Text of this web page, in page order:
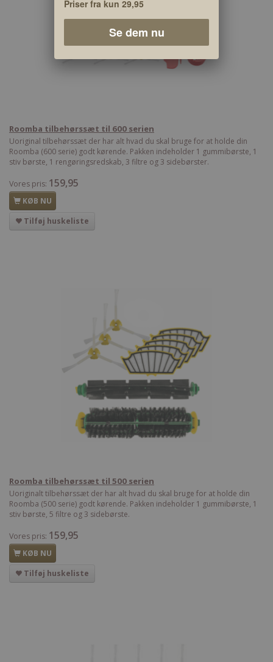
Roomba tilbehørssæt til 600 serien
Uoriginal tilbehørssæt der har alt hvad du skal bruge for at holde din
Roomba (600 serie) godt kørende. Pakken indeholder 1 gummibørste, 1
stiv børste, 1 rengøringsredskab, 3 filtre og 3 sidebørster.
Vores pris: 159,95
KØB NU
Tilføj huskeliste
Roomba tilbehørssæt til 500 serien
Uoriginalt tilbehørssæt der har alt hvad du skal bruge for at holde din
Roomba (500 serie) godt kørende. Pakken indeholder 1 gummibørste, 1
stiv børste, 5 filtre og 3 sidebørste.
Vores pris: 159,95
KØB NU
Tilføj huskeliste
Priser fra kun 29,95
Se dem nu